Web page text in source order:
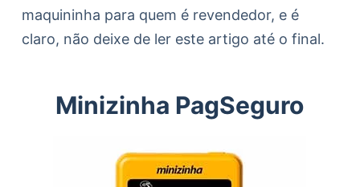
maquininha para quem é revendedor, e é
claro, não deixe de ler este artigo até o final.
Minizinha PagSeguro